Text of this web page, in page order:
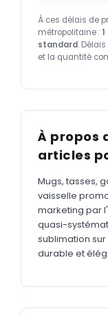
À ces délais de
métropolitaine :
standard.
et la quantité
À propos
articles
Mugs, tasses,
vaisselle
marketing par
quasi-
sublimation
durable et